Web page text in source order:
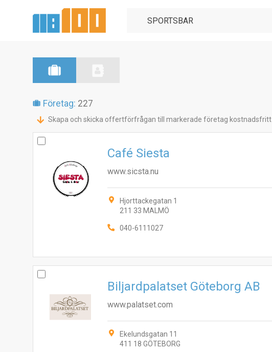
Företag: 227
Skapa och skicka offertförfrågan till markerade företag kostnadsfritt
Café Siesta
www.sicsta.nu
Hjorttackegatan 1
211 33 MALMÖ
040-6111027
Biljardpalatset Göteborg AB
www.palatset.com
Ekelundsgatan 11
411 18 GÖTEBORG